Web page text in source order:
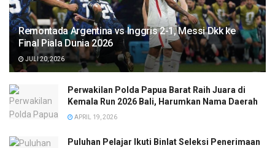
Remontada Argentina vs Inggris 2-1, Messi Dkk ke
Final Piala Dunia 2026
JULI 20, 2026
Perwakilan Polda Papua Barat Raih Juara di
Kemala Run 2026 Bali, Harumkan Nama Daerah
APRIL 19, 2026
Puluhan Pelajar Ikuti Binlat Seleksi Penerimaan